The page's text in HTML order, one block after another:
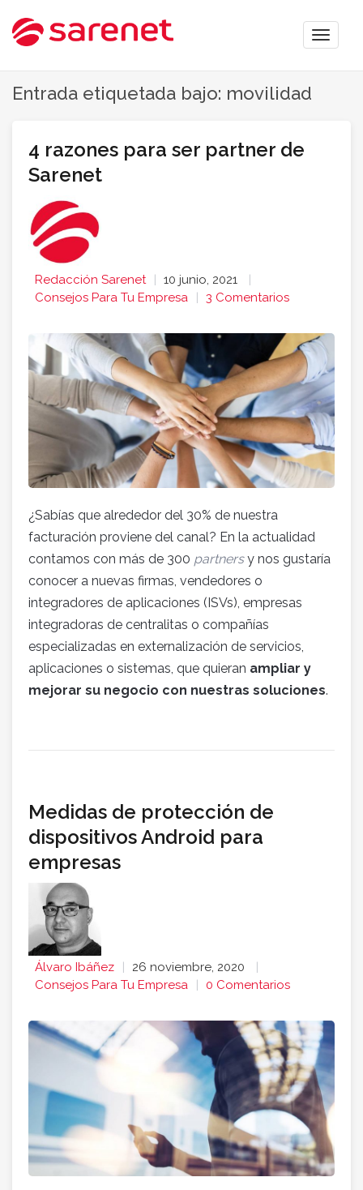
Toggle
Entrada etiquetada bajo: movilidad
4 razones para ser partner de
Sarenet
Redacción Sarenet
10 junio, 2021
Consejos Para Tu Empresa
3 Comentarios
¿Sabías que alrededor del 30% de nuestra
facturación proviene del canal? En la actualidad
contamos con más de 300 partnersy nos gustaría
conocer a nuevas firmas, vendedores o
integradores de aplicaciones (ISVs), empresas
integradoras de centralitas o compañías
especializadas en externalización de servicios,
aplicaciones o sistemas, que quieran ampliar y
mejorar su negocio con nuestras soluciones.
Medidas de protección de
dispositivos Android para
empresas
Álvaro Ibáñez
26 noviembre, 2020
Consejos Para Tu Empresa
0 Comentarios